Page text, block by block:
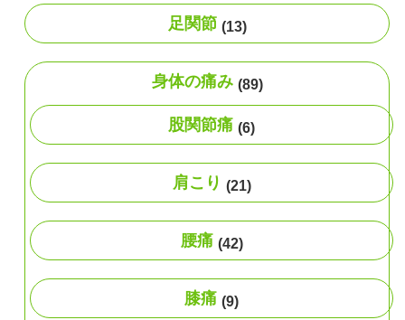
足関節 (13)
身体の痛み (89)
股関節痛 (6)
肩こり (21)
腰痛 (42)
膝痛 (9)